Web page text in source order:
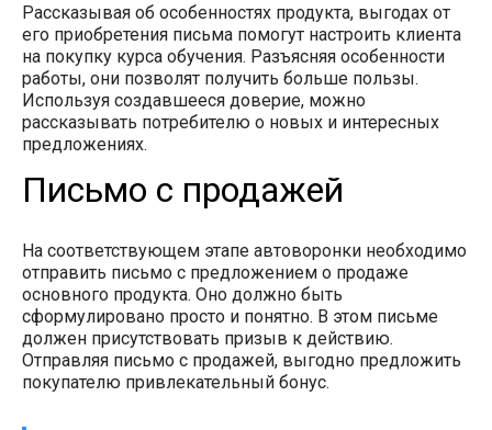
Рассказывая об особенностях продукта, выгодах от
его приобретения письма помогут настроить клиента
на покупку курса обучения. Разъясняя особенности
работы, они позволят получить больше пользы.
Используя создавшееся доверие, можно
рассказывать потребителю о новых и интересных
предложениях.
Письмо с продажей
На соответствующем этапе автоворонки необходимо
отправить письмо с предложением о продаже
основного продукта. Оно должно быть
сформулировано просто и понятно. В этом письме
должен присутствовать призыв к действию.
Отправляя письмо с продажей, выгодно предложить
покупателю привлекательный бонус.